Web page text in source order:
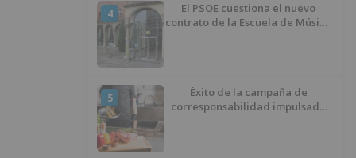
4
El PSOE cuestiona el nuevo
contrato de la Escuela de Música
5
Éxito de la campaña de
corresponsabilidad impulsada